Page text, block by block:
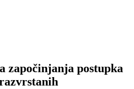
započinjanja postupka